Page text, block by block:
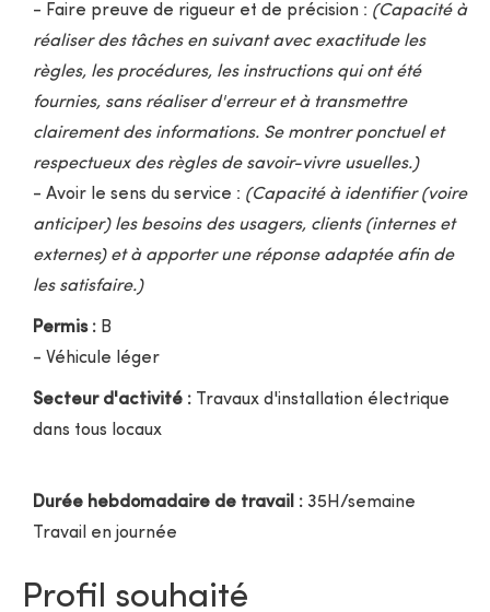
- Faire preuve de rigueur et de précision : (Capacité à
réaliser des tâches en suivant avec exactitude les
règles, les procédures, les instructions qui ont été
fournies, sans réaliser d'erreur et à transmettre
clairement des informations. Se montrer ponctuel et
respectueux des règles de savoir-vivre usuelles.)
- Avoir le sens du service : (Capacité à identifier (voire
anticiper) les besoins des usagers, clients (internes et
externes) et à apporter une réponse adaptée afin de
les satisfaire.)
Permis : B
- Véhicule léger
Secteur d'activité : Travaux d'installation électrique
dans tous locaux
Durée hebdomadaire de travail : 35H/semaine
Travail en journée
Profil souhaité